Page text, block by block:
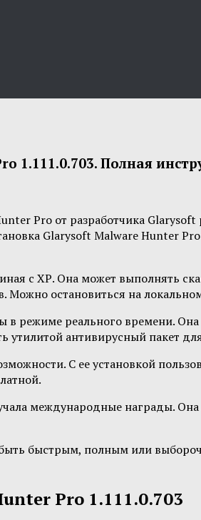
1.111.0.703. Полная
Pro от разработчика
Glarysoft Malware Hunter
с ХР. Она может выполнять
Можно остановиться на
в режиме реального времени.
утилитой антивирусный пакет
С ее установкой
международные награды.
быстрым, полным или
Pro 1.111.0.703